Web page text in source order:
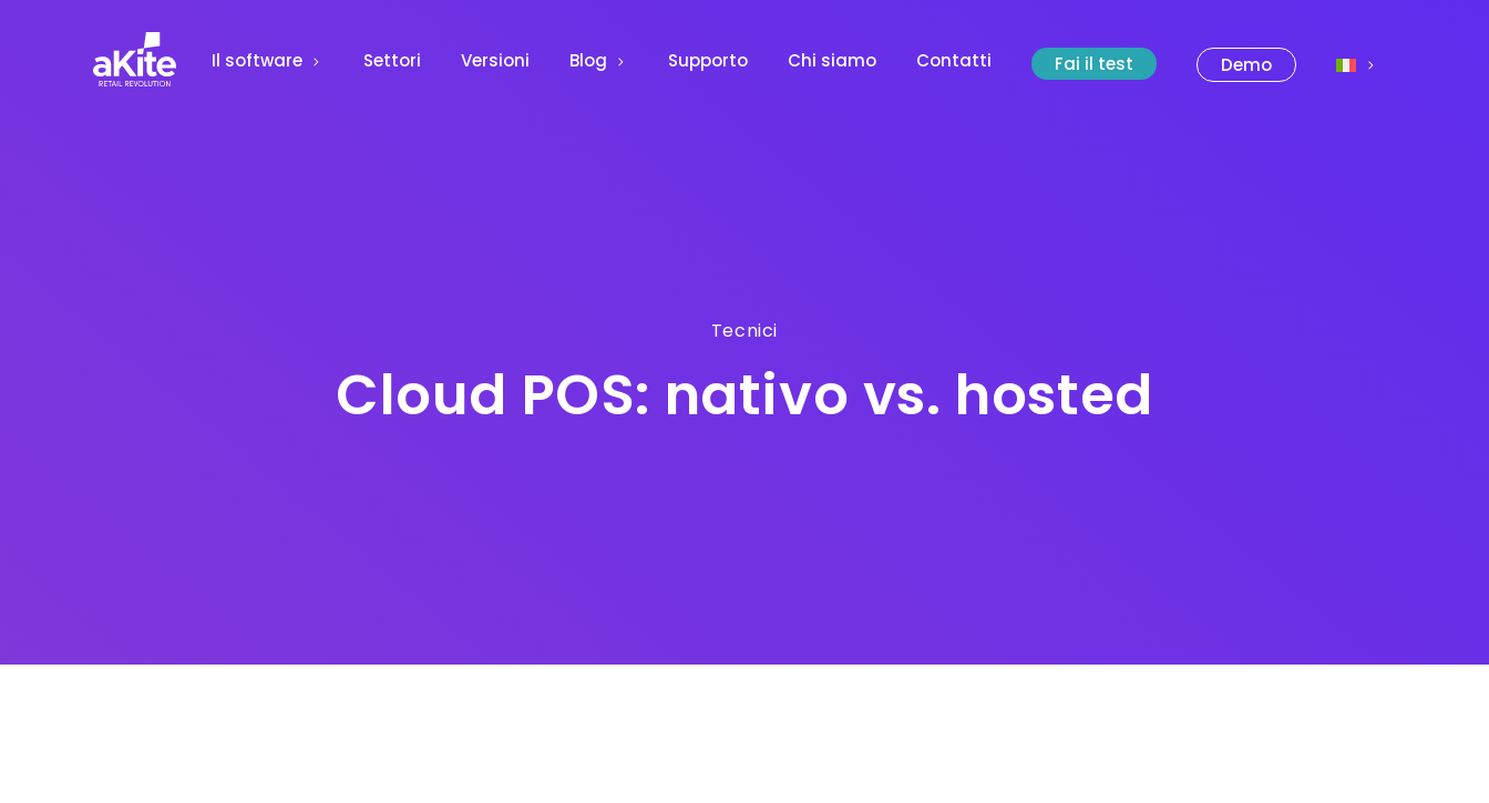
Il software Settori Versioni Blog Supporto Chi siamo Contatti Fai il test Demo
Tecnici
Cloud POS: nativo vs. hosted